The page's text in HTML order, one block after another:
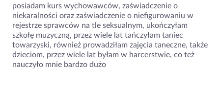
posiadam kurs wychowawców, zaświadczenie o
niekaralności oraz zaświadczenie o niefigurowaniu w
rejestrze sprawców na tle seksualnym, ukończyłam
szkołę muzyczną, przez wiele lat tańczyłam taniec
towarzyski, również prowadziłam zajęcia taneczne, także
dzieciom, przez wiele lat byłam w harcerstwie, co też
nauczyło mnie bardzo dużo